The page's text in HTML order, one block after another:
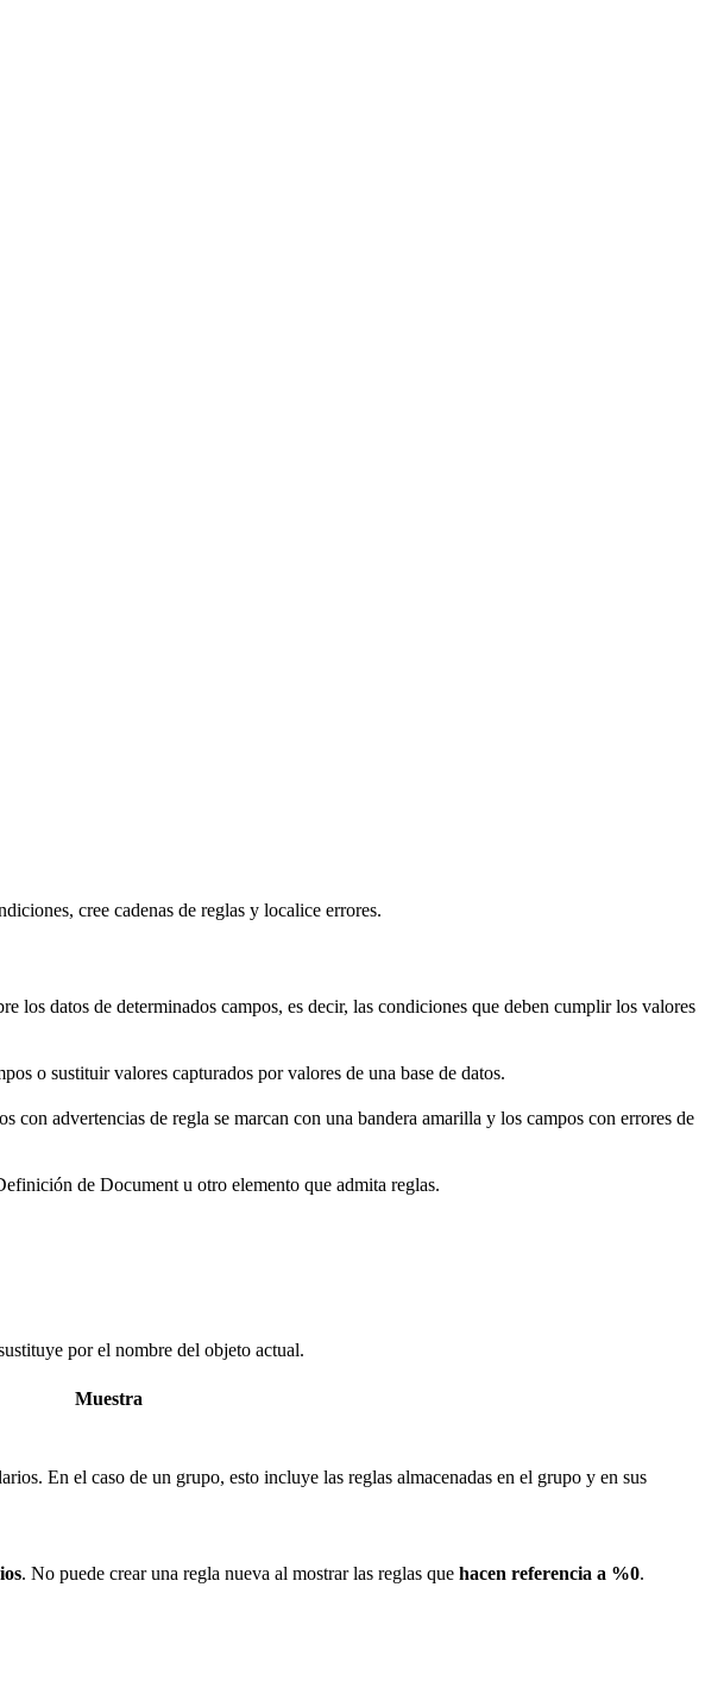
cree cadenas de reglas y localice errores.
los datos de determinados campos, es decir, las condiciones que deben cumplir los valores
o sustituir valores capturados por valores de una base de datos.
advertencias de regla se marcan con una bandera amarilla y los campos con errores de
de Document u otro elemento que admita reglas.
por el nombre del objeto actual.
Muestra
En el caso de un grupo, esto incluye las reglas almacenadas en el grupo y en sus
. No puede crear una regla nueva al mostrar las reglas que hacen referencia a %0.